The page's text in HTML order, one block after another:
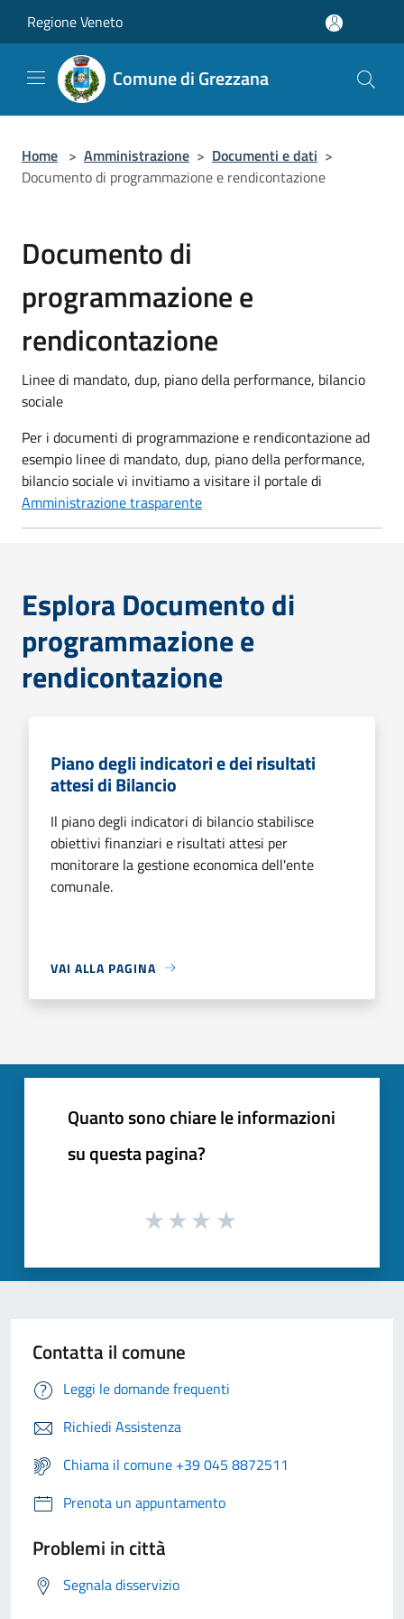
Regione Veneto
Comune di Grezzana
Home > Amministrazione > Documenti e dati >
Documento di programmazione e rendicontazione
Documento di
programmazione e
rendicontazione
Linee di mandato, dup, piano della performance, bilancio
sociale
Per i documenti di programmazione e rendicontazione ad
esempio linee di mandato, dup, piano della performance,
bilancio sociale vi invitiamo a visitare il portale di
Amministrazione trasparente
Esplora Documento di
programmazione e
rendicontazione
Piano degli indicatori e dei risultati
attesi di Bilancio
Il piano degli indicatori di bilancio stabilisce
obiettivi finanziari e risultati attesi per
monitorare la gestione economica dell'ente
comunale.
VAI ALLA PAGINA
Quanto sono chiare le informazioni
su questa pagina?
Contatta il comune
Leggi le domande frequenti
Richiedi Assistenza
Chiama il comune +39 045 8872511
Prenota un appuntamento
Problemi in città
Segnala disservizio